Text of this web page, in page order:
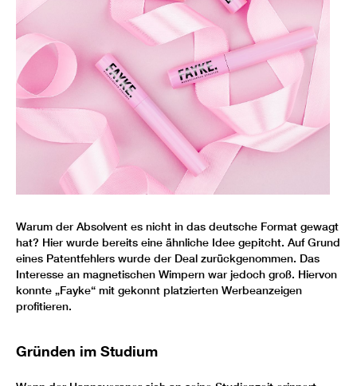
Warum der Absolvent es nicht in das deutsche Format gewagt
hat? Hier wurde bereits eine ähnliche Idee gepitcht. Auf Grund
eines Patentfehlers wurde der Deal zurückgenommen. Das
Interesse an magnetischen Wimpern war jedoch groß. Hiervon
konnte „Fayke“ mit gekonnt platzierten Werbeanzeigen
profitieren.
Gründen im Studium